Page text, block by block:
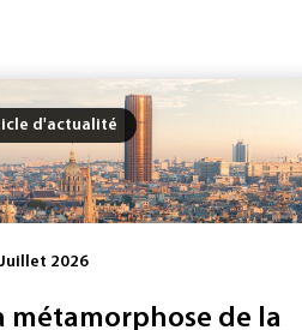
d'actualité
2026
métamorphose de la